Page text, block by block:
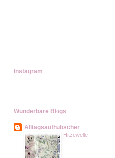
Instagram
Wunderbare Blogs
Alltagsaufhübscher
Hitzewelle